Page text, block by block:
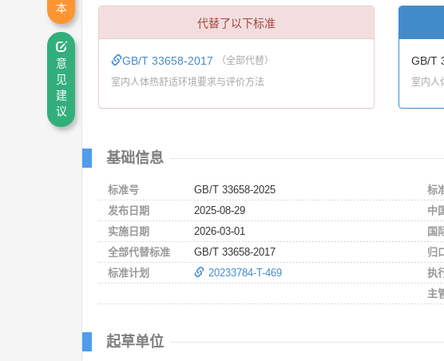
代替了以下标准
GB/T 33658-2017 （全部代替）
室内人体热舒适环境要求与评价方法
GB/T
室内人
基础信息
标准号
GB/T 33658-2025
发布日期
2025-08-29
实施日期
2026-03-01
全部代替标准
GB/T 33658-2017
标准计划
20233784-T-469
标
中
国
归
执
主
起草单位
本
意
见
建
议